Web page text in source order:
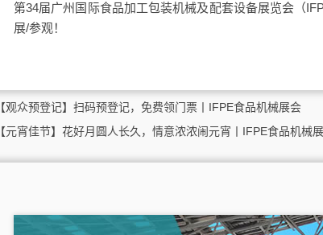
第34届广州国际食品加工包装机械及配套设备展览会（
展/参观！
【观众预登记】扫码预登记，免费领门票丨IFPE食品机械展会
【元宵佳节】花好月圆人长久，情意浓浓闹元宵丨IFPE食品机械